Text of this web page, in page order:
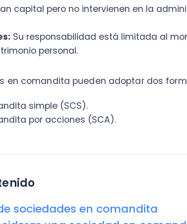
comandita pueden adoptar dos formas
simple (SCS).
por acciones (SCA).
en comandita
en comandita para ti?